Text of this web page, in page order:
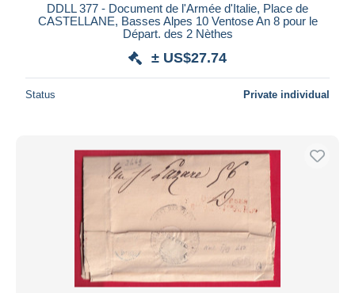
DDLL 377 - Document de l'Armée d'Italie, Place de
CASTELLANE, Basses Alpes 10 Ventose An 8 pour le
Départ. des 2 Nèthes
± US$27.74
Status Private individual